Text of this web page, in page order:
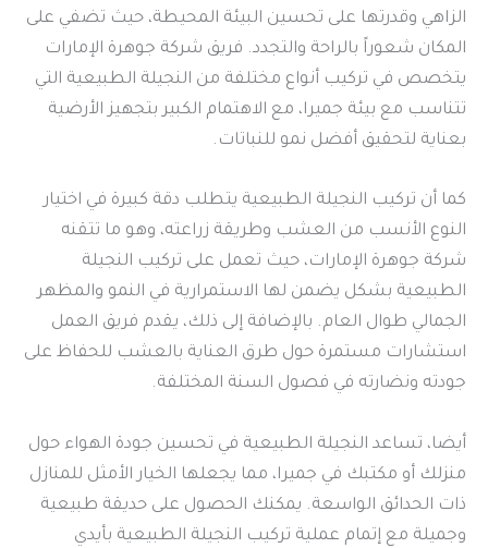
الزاهي وقدرتها على تحسين البيئة المحيطة، حيث تضفي على
المكان شعوراً بالراحة والتجدد. فريق شركة جوهرة الإمارات
يتخصص في تركيب أنواع مختلفة من النجيلة الطبيعية التي
تتناسب مع بيئة جميرا، مع الاهتمام الكبير بتجهيز الأرضية
بعناية لتحقيق أفضل نمو للنباتات.
كما أن تركيب النجيلة الطبيعية يتطلب دقة كبيرة في اختيار
النوع الأنسب من العشب وطريقة زراعته، وهو ما تتقنه
شركة جوهرة الإمارات، حيث تعمل على تركيب النجيلة
الطبيعية بشكل يضمن لها الاستمرارية في النمو والمظهر
الجمالي طوال العام. بالإضافة إلى ذلك، يقدم فريق العمل
استشارات مستمرة حول طرق العناية بالعشب للحفاظ على
جودته ونضارته في فصول السنة المختلفة.
أيضا، تساعد النجيلة الطبيعية في تحسين جودة الهواء حول
منزلك أو مكتبك في جميرا، مما يجعلها الخيار الأمثل للمنازل
ذات الحدائق الواسعة. يمكنك الحصول على حديقة طبيعية
وجميلة مع إتمام عملية تركيب النجيلة الطبيعية بأيدي